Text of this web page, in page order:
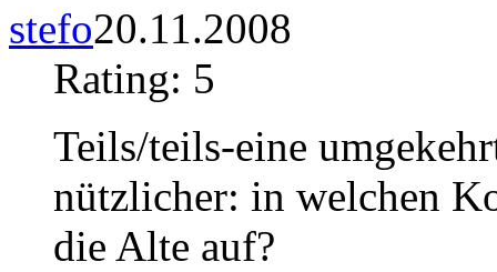
stefo20.11.2008
Rating: 5
Teils/teils-eine
nützlicher: in welchen
die Alte auf?